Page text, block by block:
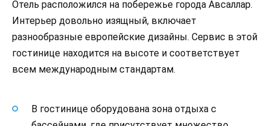
Отель расположился на побережье города Авсаллар.
Интерьер довольно изящный, включает
разнообразные европейские дизайны. Сервис в этой
гостинице находится на высоте и соответствует
всем международным стандартам.
В гостинице оборудована зона отдыха с